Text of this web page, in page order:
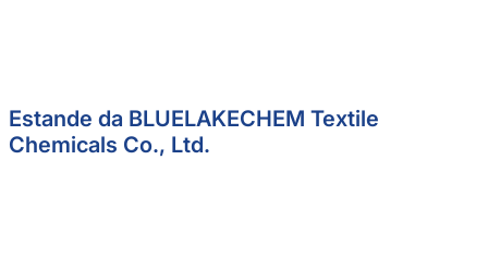
Estande da BLUELAKECHEM Textile
Chemicals Co., Ltd.